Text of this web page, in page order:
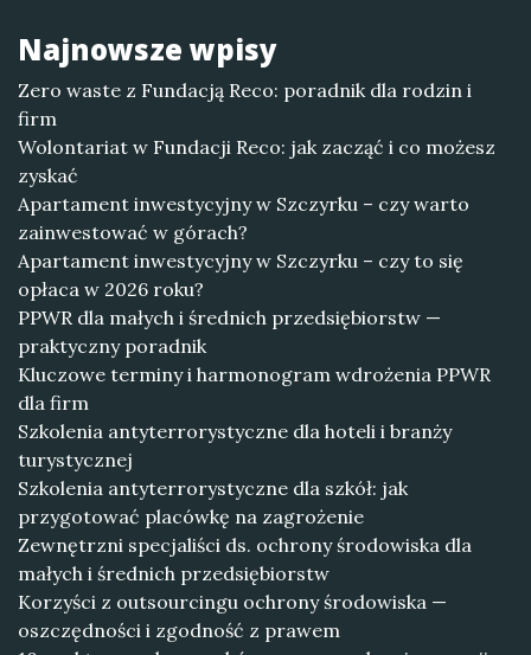
Najnowsze wpisy
Zero waste z Fundacją Reco: poradnik dla rodzin i
firm
Wolontariat w Fundacji Reco: jak zacząć i co możesz
zyskać
Apartament inwestycyjny w Szczyrku – czy warto
zainwestować w górach?
Apartament inwestycyjny w Szczyrku – czy to się
opłaca w 2026 roku?
PPWR dla małych i średnich przedsiębiorstw —
praktyczny poradnik
Kluczowe terminy i harmonogram wdrożenia PPWR
dla firm
Szkolenia antyterrorystyczne dla hoteli i branży
turystycznej
Szkolenia antyterrorystyczne dla szkół: jak
przygotować placówkę na zagrożenie
Zewnętrzni specjaliści ds. ochrony środowiska dla
małych i średnich przedsiębiorstw
Korzyści z outsourcingu ochrony środowiska —
oszczędności i zgodność z prawem